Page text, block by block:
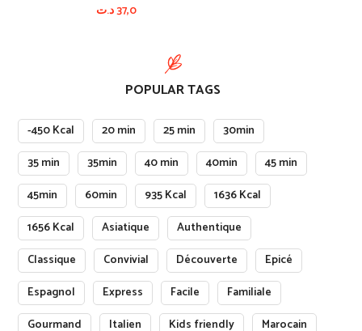
37,0د.ت
POPULAR TAGS
-450 Kcal 20 min 25 min
30min
35 min
35min 40 min 40min
45 min
45min
60min 935 Kcal
1636 Kcal
1656 Kcal
Asiatique
Authentique
Classique
Convivial Découverte
Epicé
Espagnol
Express Facile
Familiale
Gourmand
Italien Kids friendly Marocain